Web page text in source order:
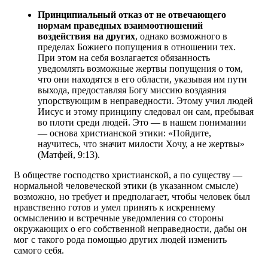
Принципиальный отказ от не отвечающего
нормам праведных взаимоотношений
воздействия на других, однако возможного в
пределах Божиего попущения в отношении тех.
При этом на себя возлагается обязанность
уведомлять возможные жертвы попущения о том,
что они находятся в его области, указывая им пути
выхода, предоставляя Богу миссию воздаяния
упорствующим в неправедности. Этому учил людей
Иисус и этому принципу следовал он сам, пребывая
во плоти среди людей. Это — в нашем понимании
— основа христианской этики: «Пойдите,
научитесь, что значит милости Хочу, а не жертвы»
(Матфей, 9:13).
В обществе господство христианской, а по существу —
нормальной человеческой этики (в указанном смы­сле)
возможно, но требует и предполагает, чтобы человек был
нравственно готов и умел принять к искреннему
осмыслению и встречные уведомления со стороны
окружающих о его собственной неправедности, дабы он
мог с такого рода помощью других людей изменить
самого себя.